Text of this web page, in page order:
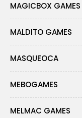
MAGICBOX GAMES
MALDITO GAMES
MASQUEOCA
MEBOGAMES
MELMAC GAMES